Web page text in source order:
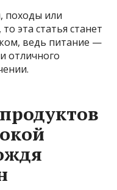
походы или
эта статья станет
ведь питание —
отличного